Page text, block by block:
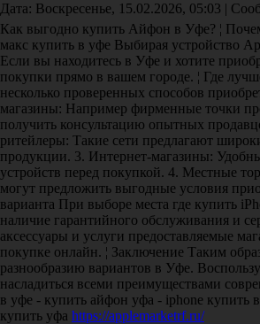
Дата: Воскресенье, 15.02.2026, 05:03 |
Как выгодно купить Айфон в Уфе? ¦
макс купить в уфе Выбирая устройство
Если вы находитесь в Уфе и хотите
покупки прямо в вашем городе. ¦ Где
несколько проверенных способов
магазины: Например фирменные точки
получить консультацию опытных
ритейлеры: Такие сети предлагают
продукции. 3. Интернет-магазины:
устройств перед покупкой. 4. Местные
могут предложить выгодные условия
варианта При выборе места где купить
наличие гарантийного обслуживания и
аксессуары и услуги предоставляемые
покупке онлайн. ¦ Заключение Таким
разнообразию вариантов в Уфе.
насладиться всеми преимуществами
в уфе - купить айфон уфа - iphone купить
купить уфа https://applemarketrf.ru/